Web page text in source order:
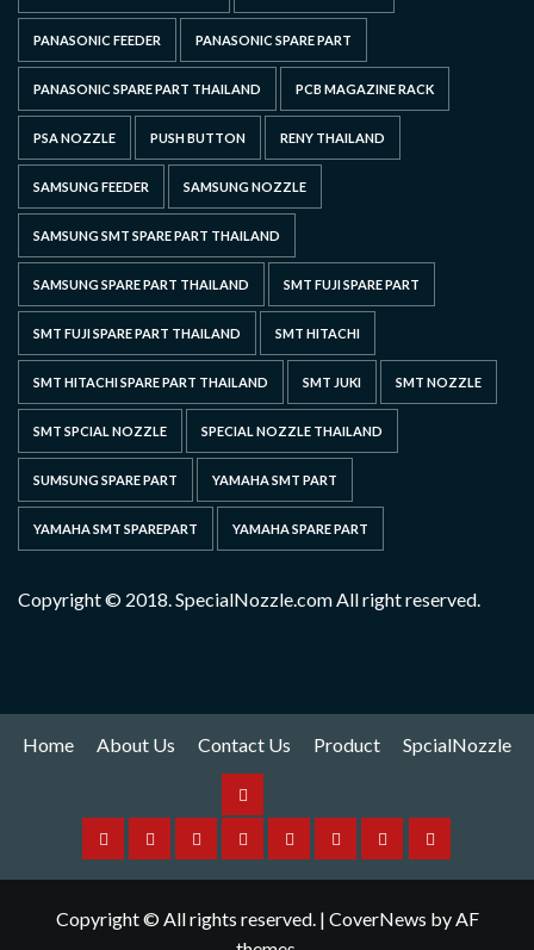
PANASONIC FEEDER PANASONIC SPARE PART
PANASONIC SPARE PART THAILAND PCB MAGAZINE RACK
PSA NOZZLE PUSH BUTTON RENY THAILAND
SAMSUNG FEEDER SAMSUNG NOZZLE
SAMSUNG SMT SPARE PART THAILAND
SAMSUNG SPARE PART THAILAND SMT FUJI SPARE PART
SMT FUJI SPARE PART THAILAND SMT HITACHI
SMT HITACHI SPARE PART THAILAND SMT JUKI SMT NOZZLE
SMT SPCIAL NOZZLE SPECIAL NOZZLE THAILAND
SUMSUNG SPARE PART YAMAHA SMT PART
YAMAHA SMT SPAREPART YAMAHA SPARE PART
Copyright © 2018. SpecialNozzle.com All right reserved.
Home About Us Contact Us Product SpcialNozzle
HomeAboutContact
Product
SpareYamaha
I
HitachiSpcialNozzle
Copyright © All rights reserved. | CoverNews by AF